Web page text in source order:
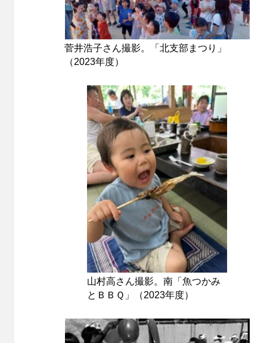
菅井浩子さん撮影。「北支部まつり」
（2023年度）
山村高さん撮影。南「魚つかみ
とＢＢＱ」（2023年度）